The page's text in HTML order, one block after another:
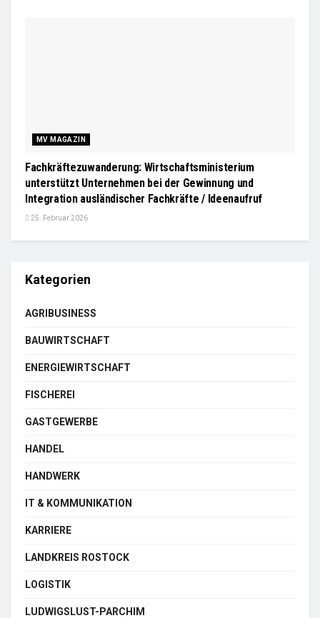
MV MAGAZIN
Fachkräftezuwanderung: Wirtschaftsministerium
unterstützt Unternehmen bei der Gewinnung und
Integration ausländischer Fachkräfte / Ideenaufruf
25. Februar 2026
Kategorien
AGRIBUSINESS
BAUWIRTSCHAFT
ENERGIEWIRTSCHAFT
FISCHEREI
GASTGEWERBE
HANDEL
HANDWERK
IT & KOMMUNIKATION
KARRIERE
LANDKREIS ROSTOCK
LOGISTIK
LUDWIGSLUST-PARCHIM